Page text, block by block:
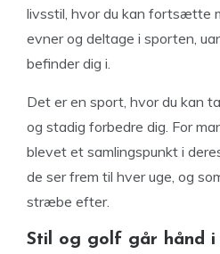
livsstil, hvor du kan fortsætte
evner og deltage i sporten,
befinder dig i.
Det er en sport, hvor du kan
og stadig forbedre dig. For
blevet et samlingspunkt i
de ser frem til hver uge, og
stræbe efter.
Stil og golf går hånd i